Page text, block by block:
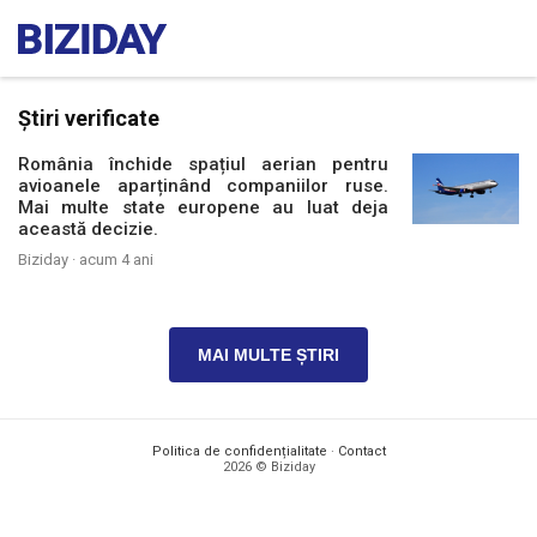
Știri verificate
România închide spațiul aerian pentru
avioanele aparținând companiilor ruse.
Mai multe state europene au luat deja
această decizie.
Biziday · acum 4 ani
MAI MULTE ȘTIRI
Politica de confidențialitate · Contact
2026 © Biziday